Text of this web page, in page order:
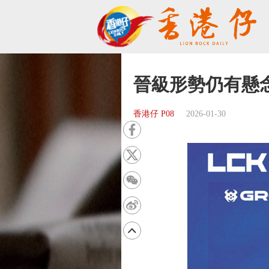
晉級形勢仍有懸
香港仔 P08 2026-01-30